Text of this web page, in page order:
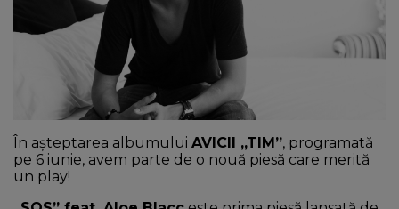
NEWS
CONTUL MEU
În așteptarea albumului AVICII „TIM”, programată
pe 6 iunie, avem parte de o nouă piesă care merită
un play!